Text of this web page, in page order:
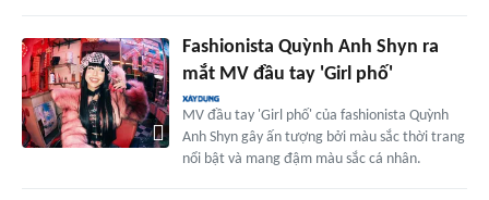
Fashionista Quỳnh Anh Shyn ra
mắt MV đầu tay 'Girl phố'
MV đầu tay 'Girl phố' của fashionista Quỳnh
Anh Shyn gây ấn tượng bởi màu sắc thời trang
nổi bật và mang đậm màu sắc cá nhân.